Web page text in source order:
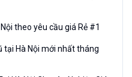
theo yêu cầu giá Rẻ #1
tại Hà Nội mới nhất tháng